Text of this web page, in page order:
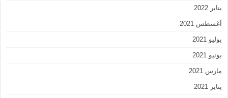
يناير 2022
أغسطس 2021
يوليو 2021
يونيو 2021
مارس 2021
يناير 2021